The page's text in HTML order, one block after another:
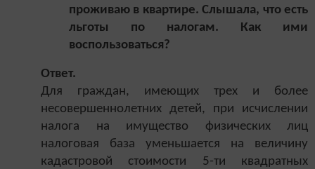
проживаю в квартире. Слышала, что есть
льготы по налогам. Как ими
воспользоваться?
Ответ.
Для граждан, имеющих трех и более
несовершеннолетних детей, при исчислении
налога на имущество физических лиц
налоговая база уменьшается на величину
кадастровой стоимости 5-ти квадратных